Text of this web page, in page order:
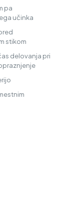
pa
učinka
stikom
delovanja pri